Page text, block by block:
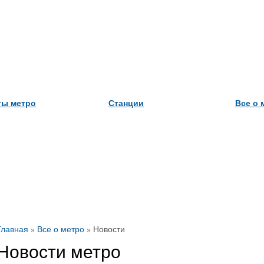
метро Станции Все о
» Все о метро » Новости
метро